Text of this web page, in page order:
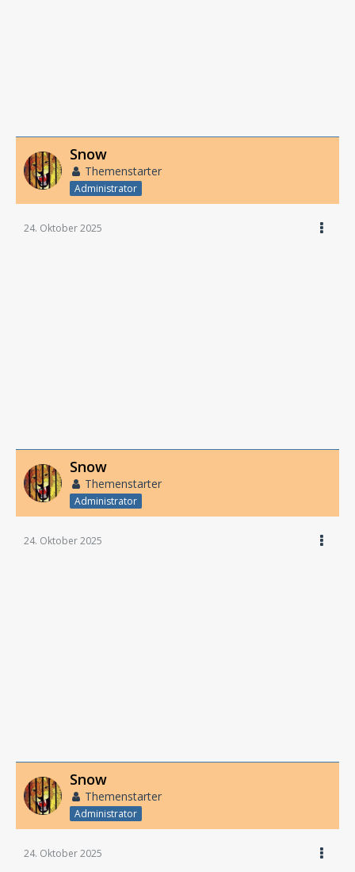
Snow
Themenstarter
Administrator
24. Oktober 2025
Snow
Themenstarter
Administrator
24. Oktober 2025
Snow
Themenstarter
Administrator
24. Oktober 2025